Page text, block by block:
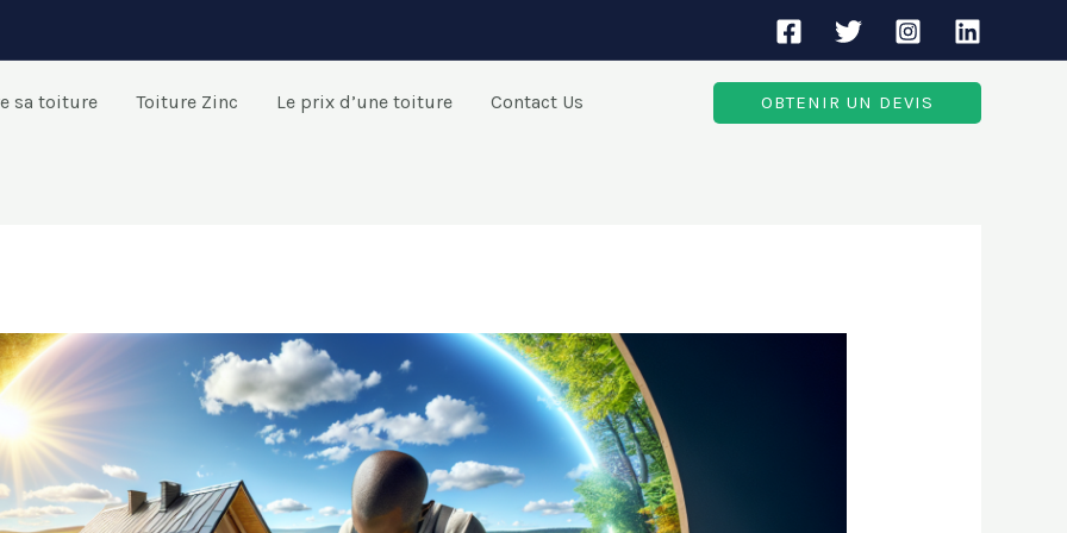
sa toiture Toiture Zinc Le prix d’une toiture Contact Us OBTENIR UN DEVIS